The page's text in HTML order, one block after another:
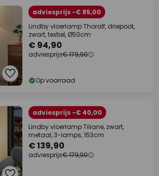
adviesprijs -€ 85,00
Lindby vloerlamp Thoralf, driepoot,
zwart, textiel, Ø50cm
€ 94,90
adviesprijs€ 179,90
Op voorraad
adviesprijs -€ 40,00
Lindby vloerlamp Tiliane, zwart,
metaal, 3-lamps, 153cm
€ 139,90
adviesprijs€ 179,90